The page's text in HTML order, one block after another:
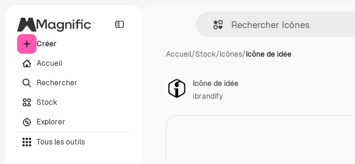
Créer
Accueil
Rechercher
Stock
Explorer
Tous les outils
Accueil/Stock/Icônes/Icône de idée
Icône de idée
ibrandify